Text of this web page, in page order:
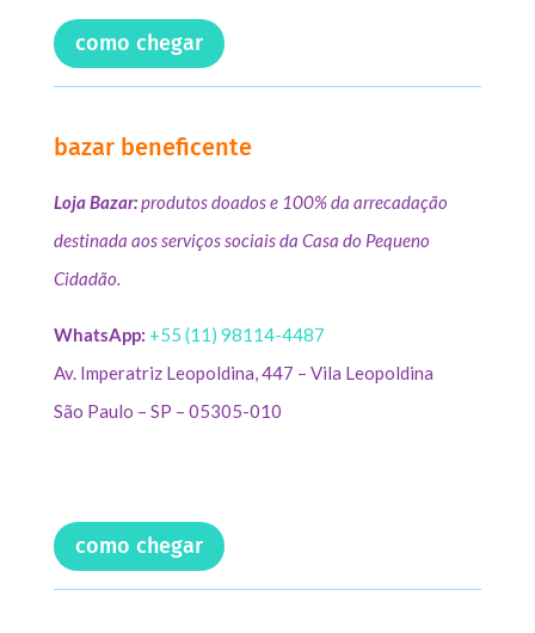
como chegar
bazar beneficente
Loja Bazar:produtos doados e 100% da arrecadação
destinada aos serviços sociais da Casa do Pequeno
Cidadão.
WhatsApp: +55 (11) 98114-4487
Av. Imperatriz Leopoldina, 447 – Vila Leopoldina
São Paulo – SP – 05305-010
como chegar